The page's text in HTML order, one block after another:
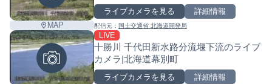
MAP
ライブカメラを見る 詳細情報
配信元： 国土交通省 北海道開発局
LIVE
十勝川 千代田新水路分流堰下流のライブ
カメラ|北海道幕別町
ライブカメラを見る 詳細情報